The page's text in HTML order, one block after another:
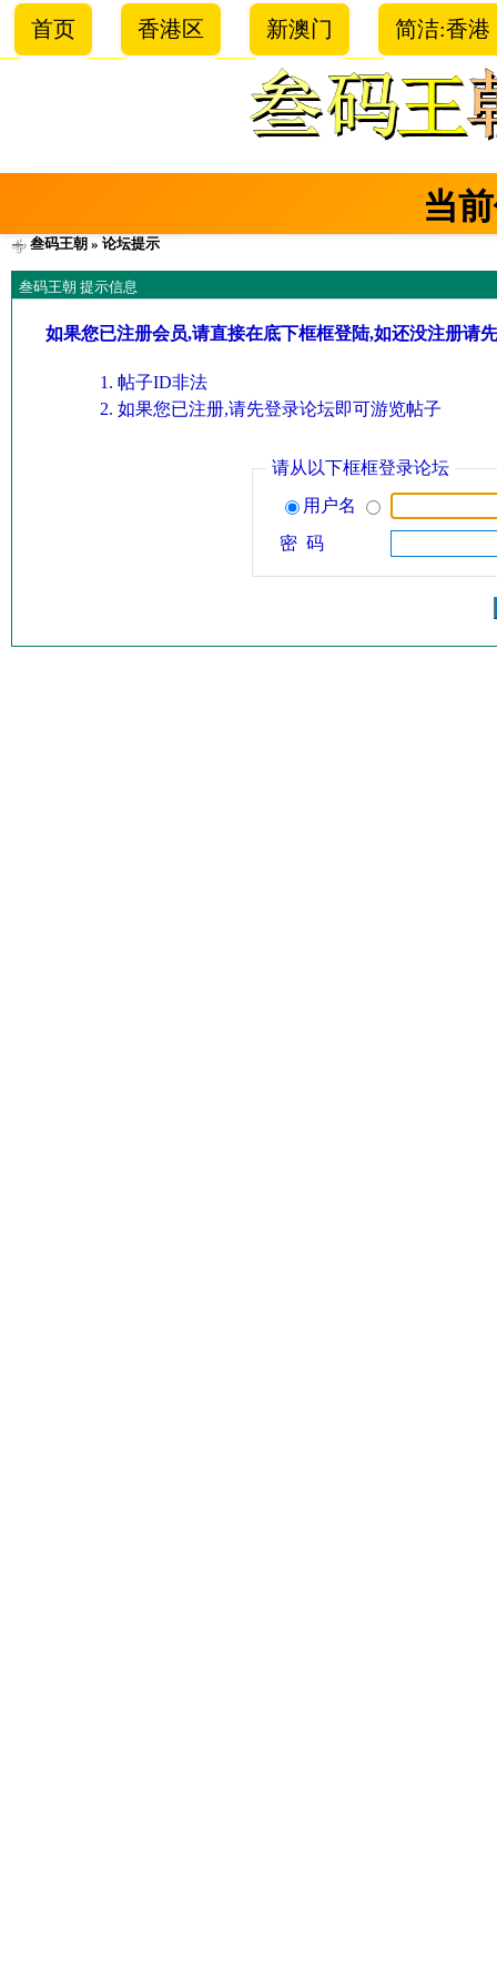
首页 香港区 新澳门 简洁:香港
当
叁码王朝 » 论坛提示
叁码王朝 提示信息
如果您已注册会员,请直接在底下框框登陆,如还没注册请
帖子ID非法
如果您已注册,请先登录论坛即可游览帖子
请从以下框框登录论坛
用户名
密 码